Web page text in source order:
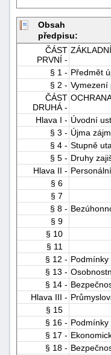
Obsah
předpisu:
ČÁST
PRVNÍ -
§ 1 - Předmět
§ 2 - Vymezení
ČÁST
DRUHÁ -
Hlava I - Úvodní
§ 3 - Újma
§ 4 - Stupně
§ 5 - Druhy
Hlava II -
§ 6
§ 7
§ 8 -
§ 9
§ 10
§ 11
§ 12 -
§ 13 -
§ 14 -
Hlava III -
§ 15
§ 16 -
§ 17 -
§ 18 -